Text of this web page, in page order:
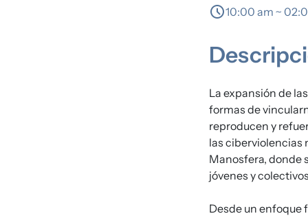
schedule10:00 am ~
La expansión de
formas de
reproducen y
las ciberviolencias
Manosfera, donde
jóvenes y
Desde un enfoque